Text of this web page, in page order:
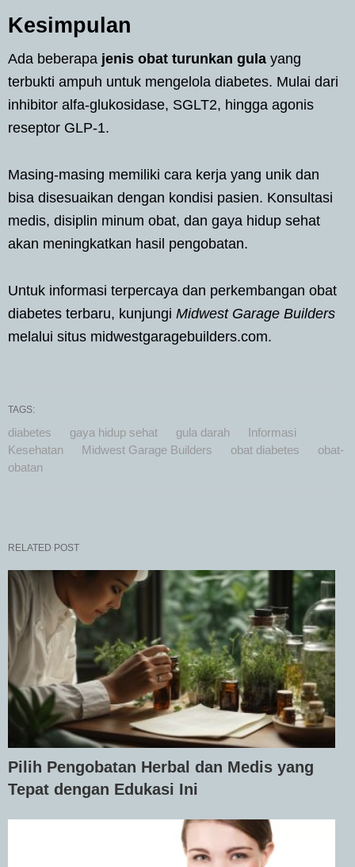
Kesimpulan
Ada beberapa jenis obat turunkan gula yang
terbukti ampuh untuk mengelola diabetes. Mulai dari
inhibitor alfa-glukosidase, SGLT2, hingga agonis
reseptor GLP-1.
Masing-masing memiliki cara kerja yang unik dan
bisa disesuaikan dengan kondisi pasien. Konsultasi
medis, disiplin minum obat, dan gaya hidup sehat
akan meningkatkan hasil pengobatan.
Untuk informasi terpercaya dan perkembangan obat
diabetes terbaru, kunjungi Midwest Garage Builders
melalui situs midwestgaragebuilders.com.
TAGS:
diabetes gaya hidup sehat gula darah
Informasi
Kesehatan
Midwest Garage Builders obat diabetes
obat-
obatan
RELATED POST
Pilih Pengobatan Herbal dan Medis yang
Tepat dengan Edukasi Ini